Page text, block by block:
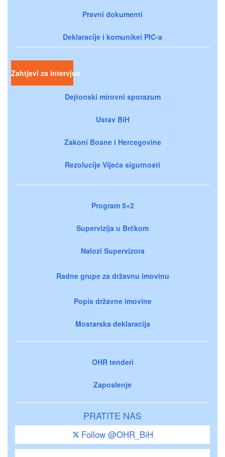
Pravni dokumenti
Deklaracije i komunikei PIC-a
Zahtjevi za intervjue
Dejtonski mirovni sporazum
Ustav BiH
Zakoni Bosne i Hercegovine
Rezolucije Vijeća sigurnosti
Program 5+2
Supervizija u Brčkom
Nalozi Supervizora
Radne grupe za državnu imovinu
Popis državne imovine
Mostarska deklaracija
OHR tenderi
Zaposlenje
PRATITE NAS
Follow @OHR_BiH